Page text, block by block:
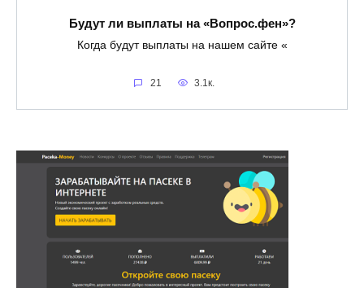
Будут ли выплаты на «Вопрос.фен»?
Когда будут выплаты на нашем сайте «
21 3.1к.